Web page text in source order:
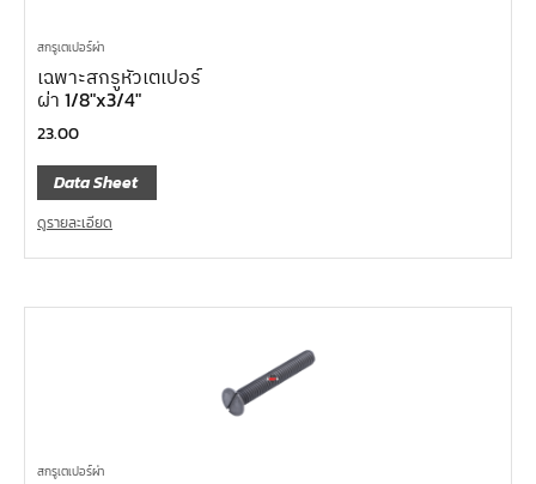
สกรูเตเปอร์ผ่า
เฉพาะสกรูหัวเตเปอร์
ผ่า 1/8″x3/4″
23.00
Data Sheet
ดูรายละเอียด
สกรูเตเปอร์ผ่า